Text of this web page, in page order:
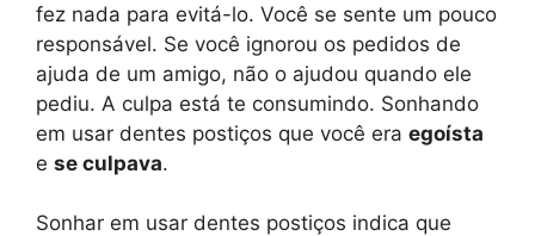
fez nada para evitá-lo. Você se sente um pouco
responsável. Se você ignorou os pedidos de
ajuda de um amigo, não o ajudou quando ele
pediu. A culpa está te consumindo. Sonhando
em usar dentes postiços que você era egoísta
e se culpava.
Sonhar em usar dentes postiços indica que